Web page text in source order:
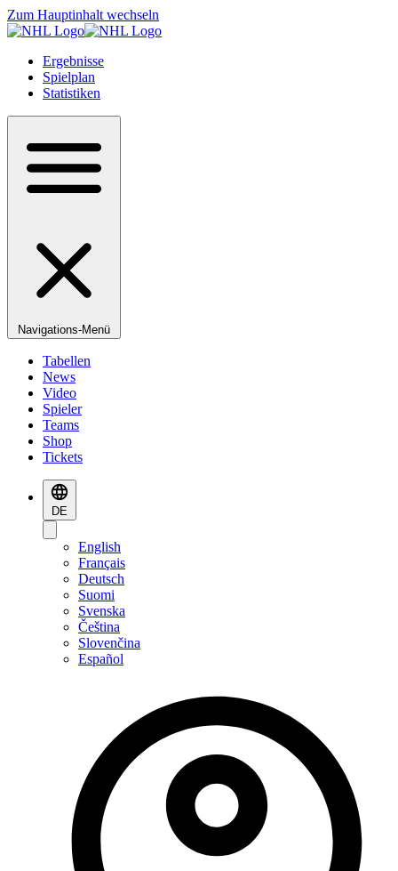
Zum Hauptinhalt wechseln
Ergebnisse
Spielplan
Statistiken
Navigations-Menü
Tabellen
News
Video
Spieler
Teams
Shop
Tickets
DE
English
Français
Deutsch
Suomi
Svenska
Čeština
Slovenčina
Español